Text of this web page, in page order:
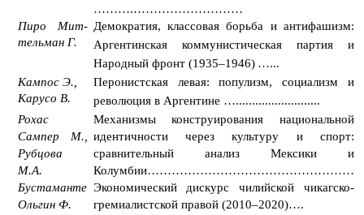
……….………………………
Пиро Мит-
тельман Г.
Демократия, классовая борьба и антифашизм:
Аргентинская коммунистическая партия и
Народный фронт (1935–1946) …...
Кампос Э.,
Карусо В.
Перонистская левая: популизм, социализм и
революция в Аргентине …..........................
Рохас
Сампер М.,
Рубцова
М.А.
Механизмы конструирования национальной
идентичности через культуру и спорт:
сравнительный анализ Мексики и
Колумбии……………………………………………
Бустаманте
Ольгин Ф.
Экономический дискурс чилийской чикагско-
гремиалистской правой (2010–2020)….